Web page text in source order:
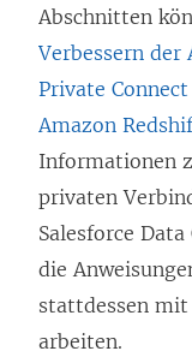
Abschnitten
Verbessern
Private
Amazon
Informationen
privaten
Salesforce
die
stattdessen mit
arbeiten.